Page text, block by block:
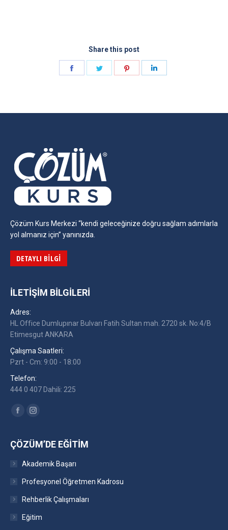
Share this post
Çözüm Kurs Merkezi “kendi geleceğinize doğru sağlam adımlarla
yol almanız için” yanınızda.
DETAYLI BILGI
İLETIŞIM BILGILERI
Adres:
HL Office Dumlupınar Bulvarı Fatih Sultan mah. 2720 sk. No:4/B
Etimesgut ANKARA
Çalışma Saatleri:
Pzrt - Cm: 9:00 - 18:00
Telefon:
444 0 407 Dahili: 225
Find us on:
FacebookInstagram
ÇÖZÜM’DE EĞITIM
Akademik Başarı
Profesyonel Öğretmen Kadrosu
Rehberlik Çalışmaları
Eğitim